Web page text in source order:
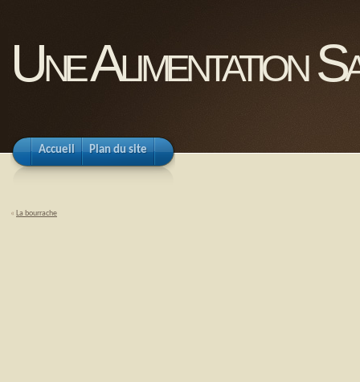
Une Alimentation
Accueil Plan du site
« La bourrache